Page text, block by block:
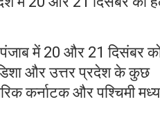
पंजाब में 20 और 21 दिसंबर
और उत्तर प्रदेश के कुछ
कर्नाटक और पश्चिमी मध्य